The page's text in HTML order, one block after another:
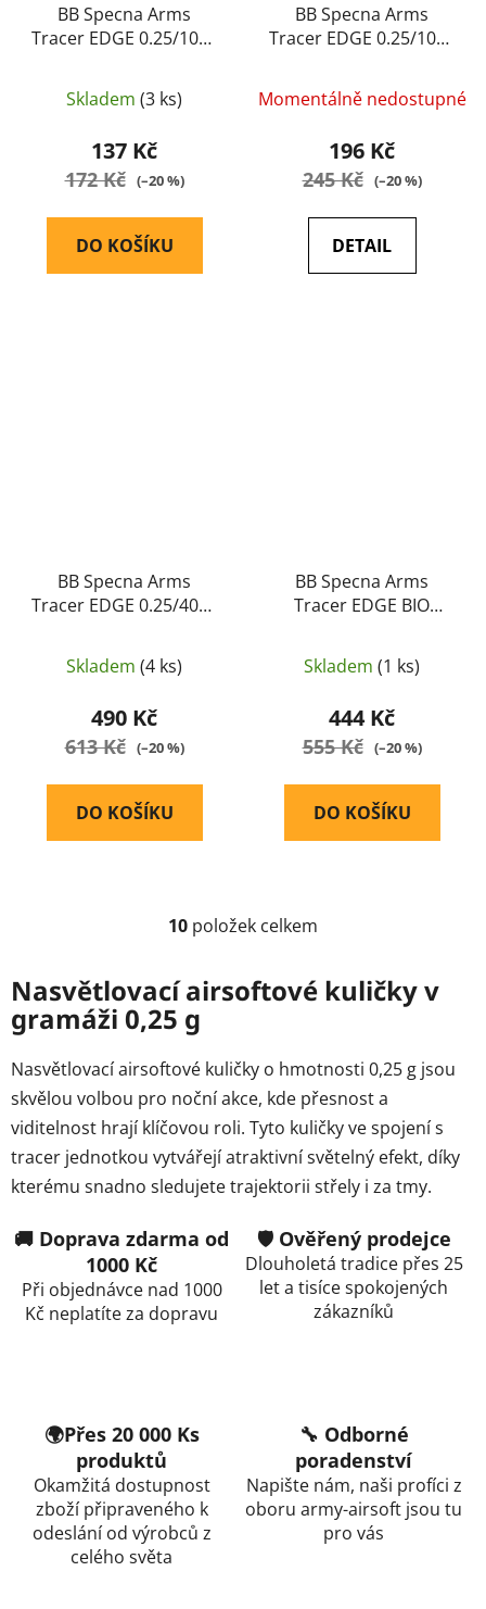
BB Specna Arms
Tracer EDGE 0.25/1000
Skladem (3 ks)
137 Kč
172 Kč (–20 %)
DO KOŠÍKU
BB Specna Arms
Tracer EDGE 0.25/1000
Momentálně nedostupné
196 Kč
245 Kč (–20 %)
DETAIL
BB Specna Arms
Tracer EDGE 0.25/4000
Skladem (4 ks)
490 Kč
613 Kč (–20 %)
DO KOŠÍKU
BB Specna Arms
Tracer EDGE BIO
(nasvětlovací)
Skladem (1 ks)
444 Kč
555 Kč (–20 %)
DO KOŠÍKU
O
l
á
a
c
í
p
r
k
ý
10 položek celkem
Nasvětlovací airsoftové kuličky v
gramáži 0,25 g
Nasvětlovací airsoftové kuličky o hmotnosti 0,25 g jsou
skvělou volbou pro noční akce, kde přesnost a
viditelnost hrají klíčovou roli. Tyto kuličky ve spojení s
tracer jednotkou vytvářejí atraktivní světelný efekt, díky
kterému snadno sledujete trajektorii střely i za tmy.
🚚 Doprava zdarma od
1000 Kč
Při objednávce nad 1000
Kč neplatíte za dopravu
🛡️ Ověřený prodejce
Dlouholetá tradice přes 25
let a tisíce spokojených
zákazníků
🌍Přes 20 000 Ks
produktů
Okamžitá dostupnost
zboží připraveného k
odeslání od výrobců z
celého světa
🔧 Odborné
poradenství
Napište nám, naši profíci z
oboru army-airsoft jsou tu
pro vás